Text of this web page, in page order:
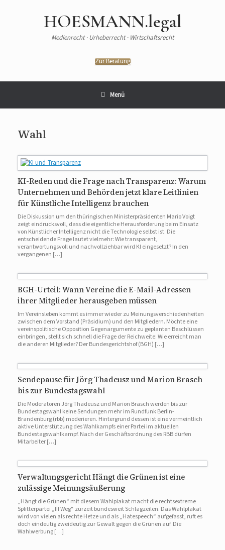
HOESMANN.legal
Medienrecht · Urheberrecht · Wirtschaftsrecht
Zur Beratung
Menü
Wahl
KI-Reden und die Frage nach Transparenz: Warum
Unternehmen und Behörden jetzt klare Leitlinien
für Künstliche Intelligenz brauchen
Die Diskussion um den thüringischen Ministerpräsidenten Mario Voigt
zeigt eindrucksvoll, dass die eigentliche Herausforderung beim Einsatz
von Künstlicher Intelligenz nicht die Technologie selbst ist. Die
entscheidende Frage lautet vielmehr: Wie transparent,
verantwortungsvoll und nachvollziehbar wird KI eingesetzt? In den
vergangenen […]
BGH-Urteil: Wann Vereine die E-Mail-Adressen
ihrer Mitglieder herausgeben müssen
Im Vereinsleben kommt es immer wieder zu Meinungsverschiedenheiten
zwischen dem Vorstand (Präsidium) und den Mitgliedern. Möchte eine
vereinspolitische Opposition Gegenargumente zu geplanten Beschlüssen
einbringen, stellt sich schnell die Frage der Reichweite: Wie erreicht man
die anderen Mitglieder? Der Bundesgerichtshof (BGH) […]
Sendepause für Jörg Thadeusz und Marion Brasch
bis zur Bundestagswahl
Die Moderatoren Jörg Thadeusz und Marion Brasch werden bis zur
Bundestagswahl keine Sendungen mehr im Rundfunk Berlin-
Brandenburg (rbb) moderieren. Hintergrund dessen ist eine vermeintlich
aktive Unterstützung des Wahlkampfs einer Partei im aktuellen
Bundestagswahlkampf. Nach der Geschäftsordnung des RBB dürfen
Mitarbeiter […]
Verwaltungsgericht Hängt die Grünen ist eine
zulässige Meinungsäußerung
„Hängt die Grünen“ mit diesem Wahlplakat macht die rechtsextreme
Splitterpartei „III Weg“ zurzeit bundesweit Schlagzeilen. Das Wahlplakat
wird von vielen als rechte Hetze und als „Hatespeech“ aufgefasst, ruft es
doch eindeutig zweideutig zur Gewalt gegen die Grünen auf. Die
Wahlwerbung […]